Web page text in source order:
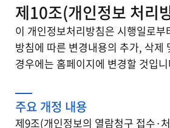
제10조(개인정보 처리
이 개인정보처리방침은 시행일로부
방침에 따른 변경내용의 추가, 삭제
경우에는 홈페이지에 변경할 것입
주요 개정 내용
제9조(개인정보의 열람청구 접수·